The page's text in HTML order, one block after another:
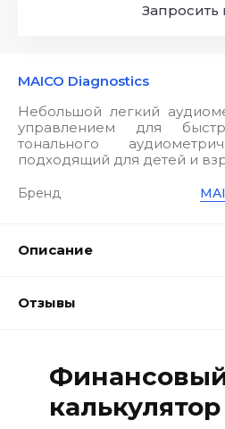
MAICO Diagnostics
Небольшой легкий
управлением для
тонального
подходящий для детей и
Запросить
Бренд
Описание
Отзывы
калькулятор